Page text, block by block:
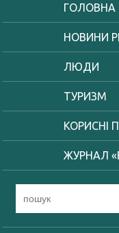
ГОЛОВНА
НОВИНИ
ЛЮДИ
ТУРИЗМ
КОРИСНІ
ЖУРНАЛ